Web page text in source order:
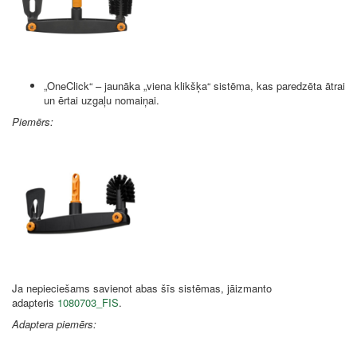
„OneClick“ – jaunāka „viena klikšķa“ sistēma, kas paredzēta ātrai
un ērtai uzgaļu nomaiņai.
Piemērs:
Ja nepieciešams savienot abas šīs sistēmas, jāizmanto
adapteris 1080703_FIS.
Adaptera piemērs: